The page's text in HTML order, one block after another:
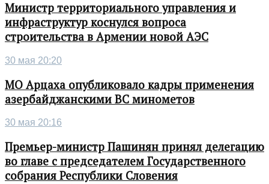
Министр территориального управления и
инфраструктур коснулся вопроса
строительства в Армении новой АЭС
30 мая 20:20
МО Арцаха опубликовало кадры применения
азербайджанскими ВС минометов
30 мая 20:16
Премьер-министр Пашинян принял делегацию
во главе с председателем Государственного
собрания Республики Словения